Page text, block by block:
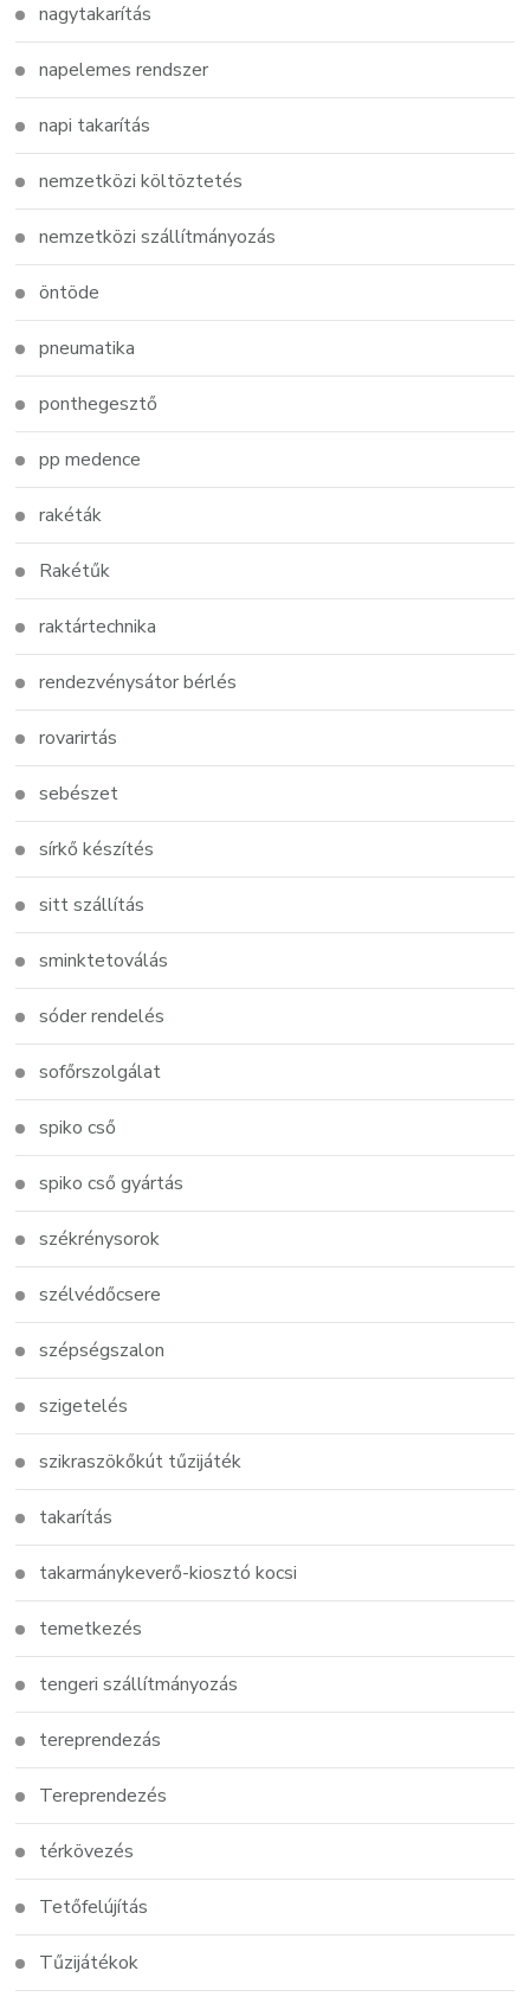
nagytakarítás
napelemes rendszer
napi takarítás
nemzetközi költöztetés
nemzetközi szállítmányozás
öntöde
pneumatika
ponthegesztő
pp medence
rakéták
Rakétűk
raktártechnika
rendezvénysátor bérlés
rovarirtás
sebészet
sírkő készítés
sitt szállítás
sminktetoválás
sóder rendelés
sofőrszolgálat
spiko cső
spiko cső gyártás
székrénysorok
szélvédőcsere
szépségszalon
szigetelés
szikraszökőkút tűzijáték
takarítás
takarmánykeverő-kiosztó kocsi
temetkezés
tengeri szállítmányozás
tereprendezás
Tereprendezés
térkövezés
Tetőfelújítás
Tűzijátékok